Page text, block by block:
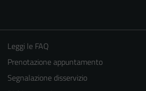
Leggi le FAQ
Prenotazione appuntamento
Segnalazione disservizio